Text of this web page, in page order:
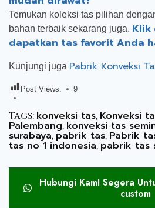
Temukan koleksi tas pilihan
bahan terbaik sekarang juga. Klik
dapatkan tas favorit Anda
Kunjungi juga Pabrik Konveksi
Post Views: 9
Tags: konveksi tas, Konveksi
Palembang, konveksi tas
surabaya, pabrik tas, Pabrik
tas no 1 indonesia, pabrik tas
Hubungi KamI Segera
custom